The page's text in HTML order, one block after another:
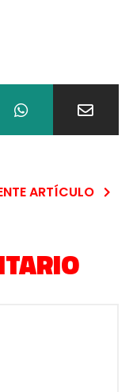
ARTÍCULO